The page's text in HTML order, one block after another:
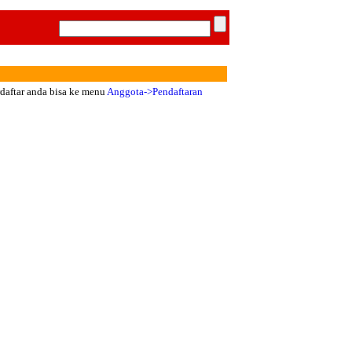
anda bisa ke menuAnggota->Pendaftaran